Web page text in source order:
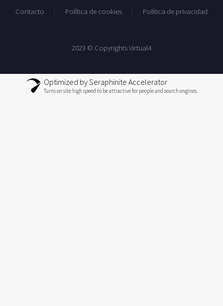
Contacto Política de cookies Política de privacidad
2023 © Copyrights Virtual4
Optimized by Seraphinite Accelerator
Turns on site high speed to be attractive for people and search engines.